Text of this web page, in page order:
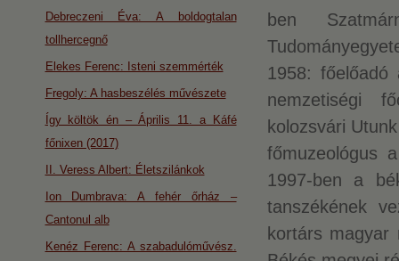
ben
1958: főelőadó
nemzetiségi
kolozsvári
főmuzeológus
1997-ben a
tanszékének
kortárs
Debreczeni Éva: A boldogtalan
tollhercegnő
Elekes Ferenc: Isteni szemmérték
Fregoly: A hasbeszélés művészete
Így költök én – Április 11. a Káfé
főnixen (2017)
II. Veress Albert: Életszilánkok
Ion Dumbrava: A fehér őrház –
Cantonul alb
Kenéz Ferenc: A szabadulóművész.